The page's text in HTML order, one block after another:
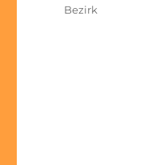
Kategorien
Bezirk